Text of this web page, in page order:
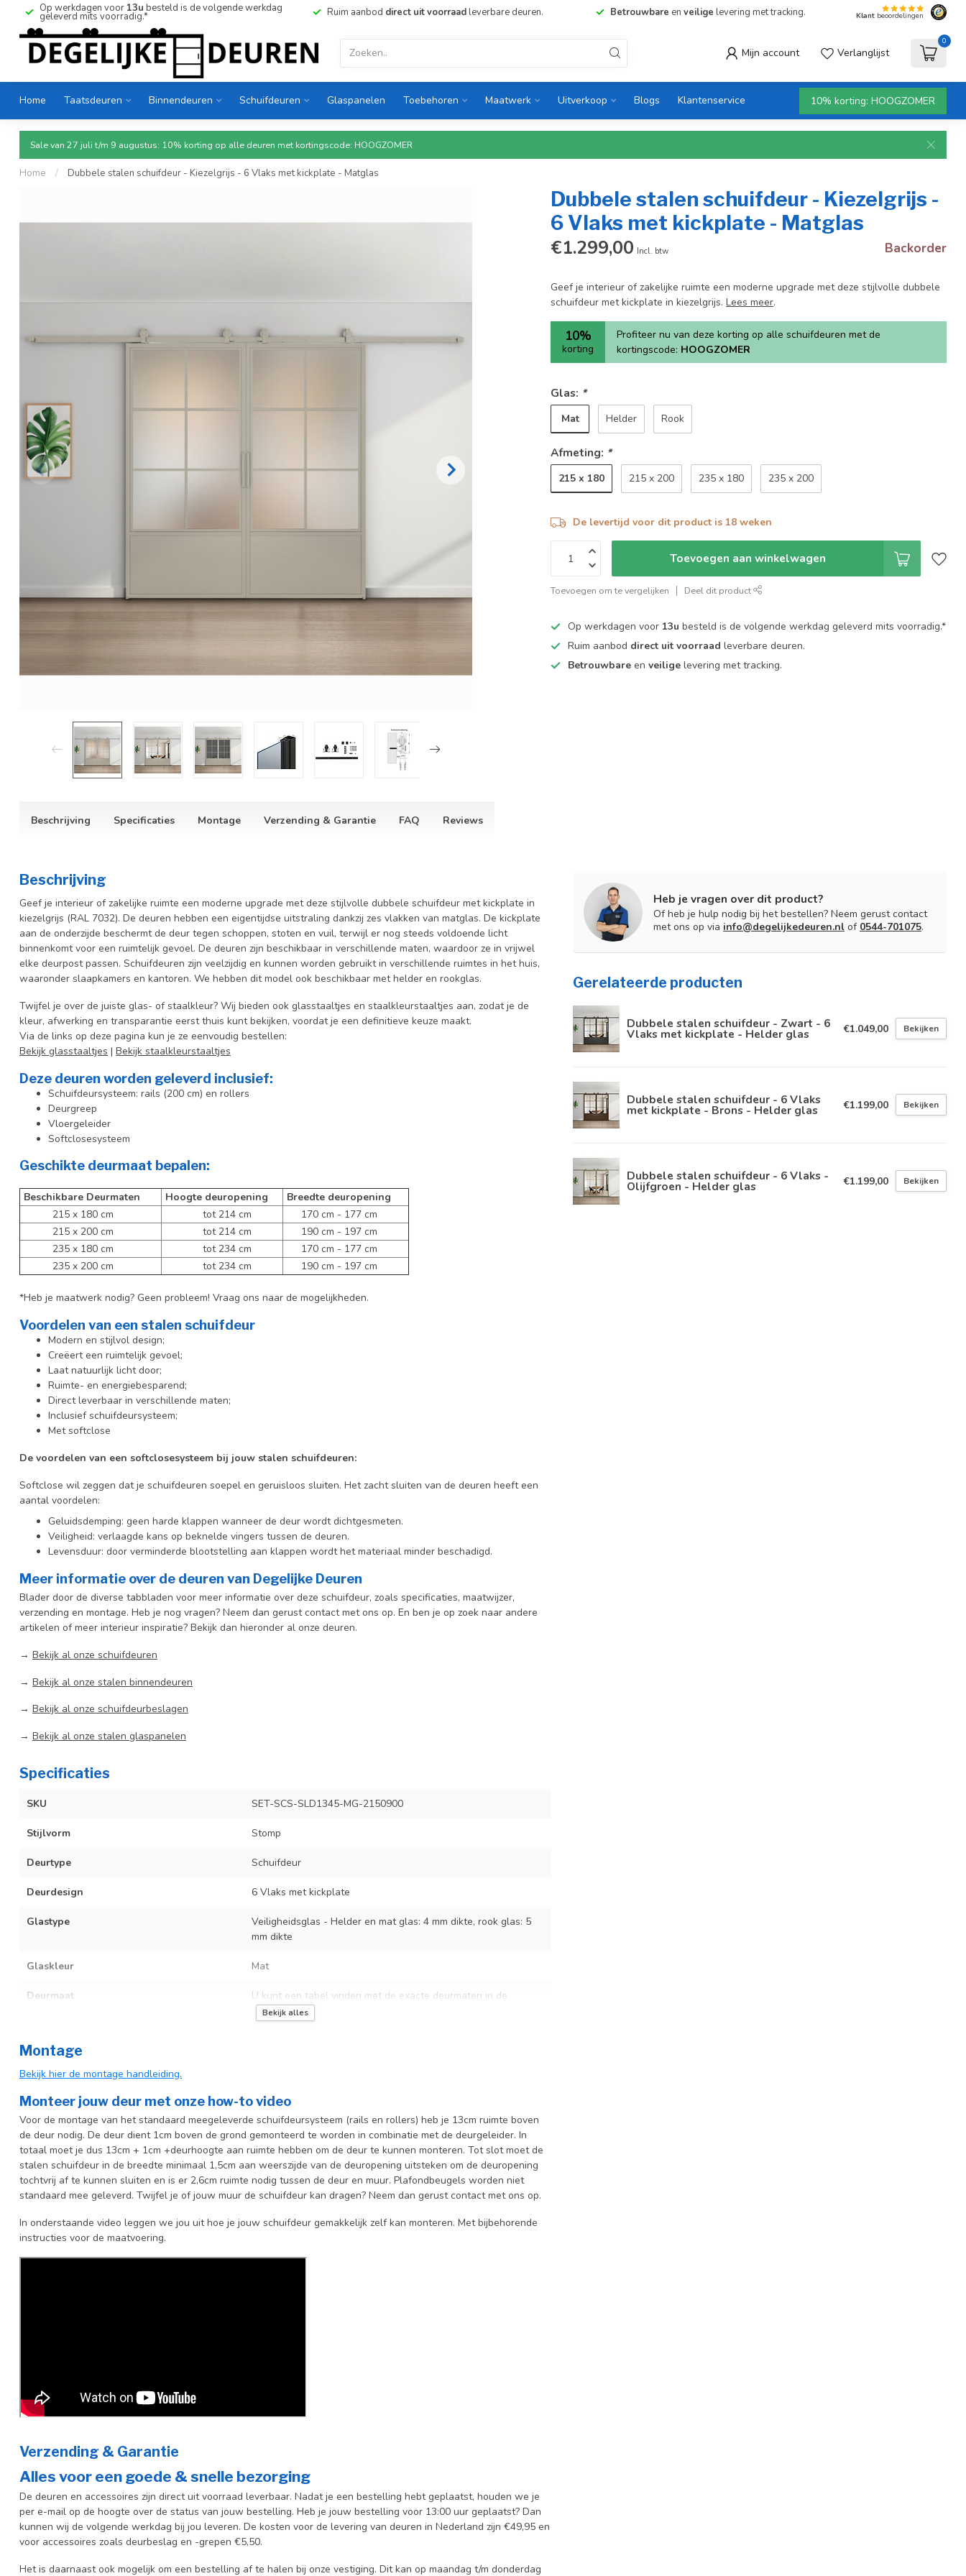
Op werkdagen voor 13u besteld is de volgende werkdag
geleverd mits voorradig.* Ruim aanbod direct uit voorraadleverbare deuren. Betrouwbare en veilige levering met tracking. Klant beoordelingen
Mijn account Verlanglijst
0
Home Taatsdeuren Binnendeuren Schuifdeuren Glaspanelen Toebehoren Maatwerk Uitverkoop Blogs Klantenservice 10% korting: HOOGZOMER
Sale van 27 juli t/m 9 augustus: 10% korting op alle deuren met kortingscode: HOOGZOMER
Home / Dubbele stalen schuifdeur - Kiezelgrijs - 6 Vlaks met kickplate - Matglas
Dubbele stalen schuifdeur - Kiezelgrijs -
6 Vlaks met kickplate - Matglas
€1.299,00 Incl. btw Backorder
Geef je interieur of zakelijke ruimte een moderne upgrade met deze stijlvolle dubbele
schuifdeur met kickplate in kiezelgrijs.Lees meer.
10%
korting
Profiteer nu van deze korting op alle schuifdeuren met de
kortingscode: HOOGZOMER
Glas: *
Mat Helder Rook
Afmeting: *
215 x 180 215 x 200 235 x 180 235 x 200
De levertijd voor dit product is 18 weken
Toevoegen aan winkelwagen
Toevoegen om te vergelijken Deel dit product
Op werkdagen voor 13u besteld is de volgende werkdag geleverd mits voorradig.*
Ruim aanbod direct uit voorraad leverbare deuren.
Betrouwbare enveiligelevering met tracking.
Beschrijving Specificaties Montage Verzending & Garantie FAQ Reviews
Beschrijving
Geef je interieur of zakelijke ruimte een moderne upgrade met deze stijlvolle dubbele schuifdeur met kickplate in
kiezelgrijs (RAL 7032). De deuren hebben een eigentijdse uitstraling dankzij zes vlakken van matglas. De kickplate
aan de onderzijde beschermt de deur tegen schoppen, stoten en vuil, terwijl er nog steeds voldoende licht
binnenkomt voor een ruimtelijk gevoel. De deuren zijn beschikbaar in verschillende maten, waardoor ze in vrijwel
elke deurpost passen. Schuifdeuren zijn veelzijdig en kunnen worden gebruikt in verschillende ruimtes in het huis,
waaronder slaapkamers en kantoren. We hebben dit model ook beschikbaar met helder en rookglas.
Twijfel je over de juiste glas- of staalkleur? Wij bieden ook glasstaaltjes en staalkleurstaaltjes aan, zodat je de
kleur, afwerking en transparantie eerst thuis kunt bekijken, voordat je een definitieve keuze maakt.
Via de links op deze pagina kun je ze eenvoudig bestellen:
Bekijk glasstaaltjes | Bekijk staalkleurstaaltjes
Deze deuren worden geleverd inclusief:
Schuifdeursysteem: rails (200 cm) en rollers
Deurgreep
Vloergeleider
Softclosesysteem
Geschikte deurmaat bepalen:
Beschikbare Deurmaten Hoogte deuropening
Breedte deuropening
215 x 180 cm
tot 214 cm
170 cm - 177 cm
215 x 200 cm
tot 214 cm
190 cm - 197 cm
235 x 180 cm
tot 234 cm
170 cm - 177 cm
235 x 200 cm
tot 234 cm 190 cm - 197 cm
*Heb je maatwerk nodig? Geen probleem! Vraag ons naar de mogelijkheden.
Voordelen van een stalen schuifdeur
Modern en stijlvol design;
Creëert een ruimtelijk gevoel;
Laat natuurlijk licht door;
Ruimte- en energiebesparend;
Direct leverbaar in verschillende maten;
Inclusief schuifdeursysteem;
Met softclose
De voordelen van een softclosesysteem bij jouw stalen schuifdeuren:
Softclose wil zeggen dat je schuifdeuren soepel en geruisloos sluiten. Het zacht sluiten van de deuren heeft een
aantal voordelen:
Geluidsdemping: geen harde klappen wanneer de deur wordt dichtgesmeten.
Veiligheid: verlaagde kans op beknelde vingers tussen de deuren.
Levensduur: door verminderde blootstelling aan klappen wordt het materiaal minder beschadigd.
Meer informatie over de deuren van Degelijke Deuren
Blader door de diverse tabbladen voor meer informatie over deze schuifdeur, zoals specificaties, maatwijzer,
verzending en montage. Heb je nog vragen? Neem dan gerust contact met ons op. En ben je op zoek naar andere
artikelen of meer interieur inspiratie? Bekijk dan hieronder al onze deuren.
→ Bekijk al onze schuifdeuren
→ Bekijk al onze stalen binnendeuren
→ Bekijk al onze schuifdeurbeslagen
→ Bekijk al onze stalen glaspanelen
Specificaties
SKU SET-SCS-SLD1345-MG-2150900
Stijlvorm Stomp
Deurtype Schuifdeur
Deurdesign 6 Vlaks met kickplate
Glastype
Veiligheidsglas - Helder en mat glas: 4 mm dikte, rook glas: 5
mm dikte
Glaskleur Mat
Deurmaat
U kunt een tabel vinden met de exacte deurmaten in de
producttekst boven dit specificatievak.
Incl. systeem
Bekijk alles
Montage
Bekijk hier de montage handleiding.
Monteer jouw deur met onze how-to video
Voor de montage van het standaard meegeleverde schuifdeursysteem (rails en rollers) heb je 13cm ruimte boven
de deur nodig. De deur dient 1cm boven de grond gemonteerd te worden in combinatie met de deurgeleider. In
totaal moet je dus 13cm + 1cm +deurhoogte aan ruimte hebben om de deur te kunnen monteren. Tot slot moet de
stalen schuifdeur in de breedte minimaal 1,5cm aan weerszijde van de deuropening uitsteken om de deuropening
tochtvrij af te kunnen sluiten en is er 2,6cm ruimte nodig tussen de deur en muur. Plafondbeugels worden niet
standaard mee geleverd. Twijfel je of jouw muur de schuifdeur kan dragen? Neem dan gerust contact met ons op.
In onderstaande video leggen we jou uit hoe je jouw schuifdeur gemakkelijk zelf kan monteren. Met bijbehorende
instructies voor de maatvoering.
Verzending & Garantie
Alles voor een goede & snelle bezorging
De deuren en accessoires zijn direct uit voorraad leverbaar. Nadat je een bestelling hebt geplaatst, houden we je
per e-mail op de hoogte over de status van jouw bestelling. Heb je jouw bestelling voor 13:00 uur geplaatst? Dan
kunnen wij de volgende werkdag bij jou leveren. De kosten voor de levering van deuren in Nederland zijn €49,95 en
voor accessoires zoals deurbeslag en -grepen €5,50.
Het is daarnaast ook mogelijk om een bestelling af te halen bij onze vestiging. Dit kan op maandag t/m donderdag
Heb je vragen over dit product?
Of heb je hulp nodig bij het bestellen? Neem gerust contact
met ons op via info@degelijkedeuren.nl of 0544-701075.
Gerelateerde producten
Dubbele stalen schuifdeur - Zwart - 6
Vlaks met kickplate - Helder glas €1.049,00 Bekijken
Dubbele stalen schuifdeur - 6 Vlaks
met kickplate - Brons - Helder glas €1.199,00 Bekijken
Dubbele stalen schuifdeur - 6 Vlaks -
Olijfgroen - Helder glas €1.199,00 Bekijken